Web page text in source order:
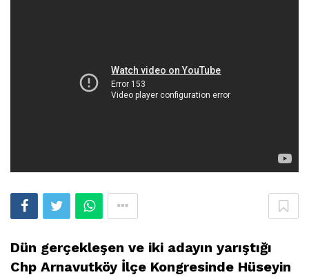
Dün gerçekleşen ve iki adayın yarıştığı
Chp Arnavutköy İlçe Kongresinde Hüseyin